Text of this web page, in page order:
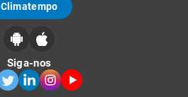
Climatempo
Siga-nos